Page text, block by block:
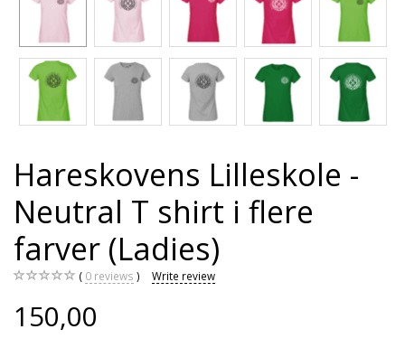
Hareskovens Lilleskole -
Neutral T shirt i flere
farver (Ladies)
0 reviews Write review
150,00